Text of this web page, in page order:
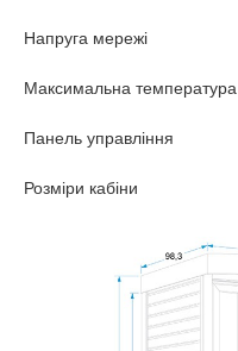
Напруга мережі
Максимальна температура
Панель управління
Розміри кабіни